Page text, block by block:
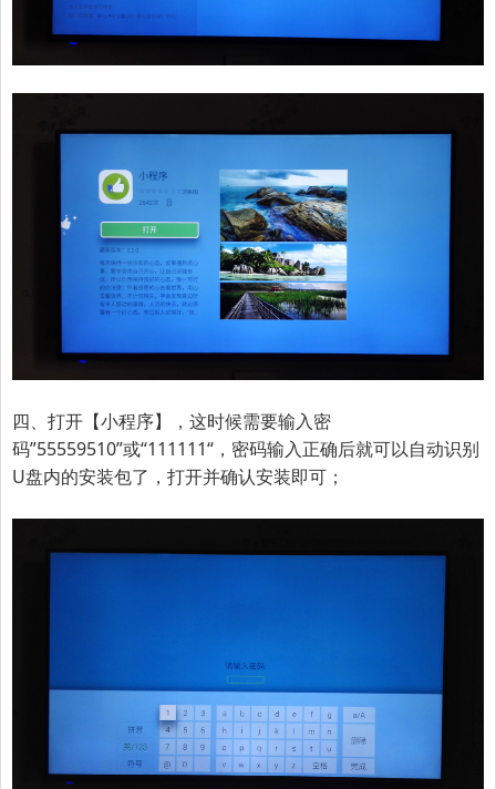
四、打开【小程序】，这时候需要输入密
码”55559510”或“111111“ ，密码输入正确后就可以自动识别
U盘内的安装包了，打开并确认安装即可；